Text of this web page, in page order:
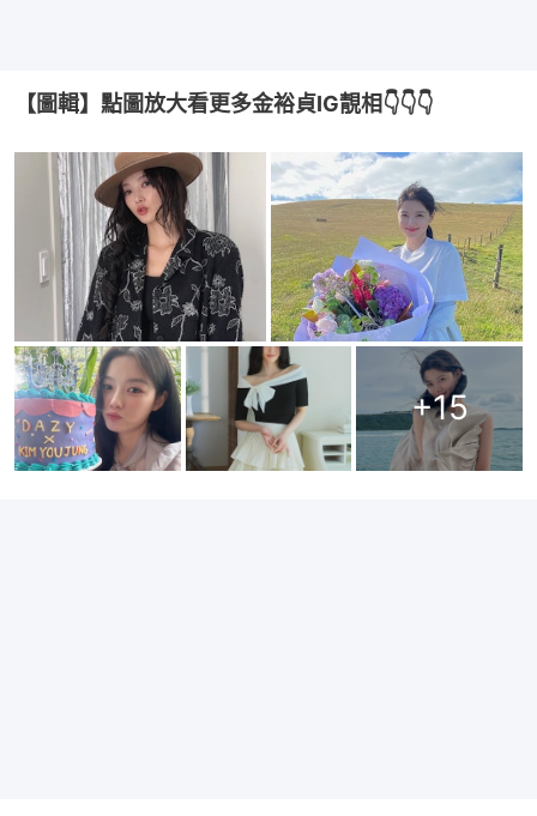
【圖輯】點圖放大看更多金裕貞IG靚相👇👇👇
+15